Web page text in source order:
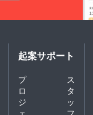
起案サポート
プ
ロ
ジ
ス
タ
ッ